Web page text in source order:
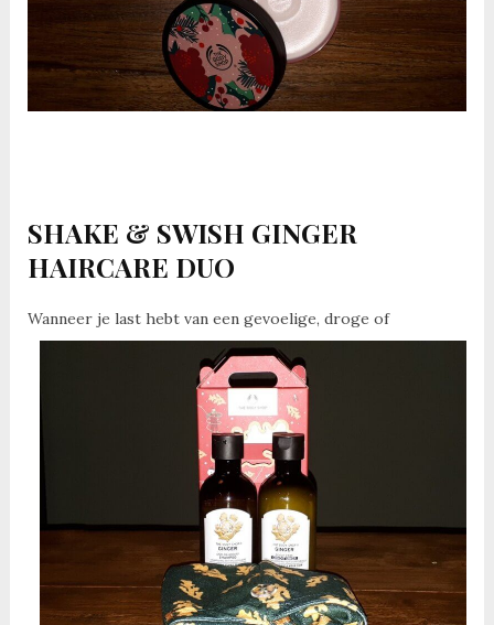
SHAKE & SWISH GINGER
HAIRCARE DUO
Wanneer je last hebt van een gevoelige, droge of